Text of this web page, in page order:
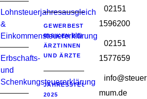
Lohnsteuerjahresausgleich
&
Einkommensteuererklärung
Erbschafts-
und
Schenkungsteuererklärung
GEWERBESTEUERLICHE
RISIKEN BEI
ÄRZTINNEN
UND ÄRZTE
JAHRESSTEUERGESETZ
2025
02151
1596200
02151
1577659
mum.de